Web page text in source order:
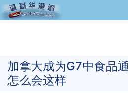
加拿大成为G7中食品
怎么会这样